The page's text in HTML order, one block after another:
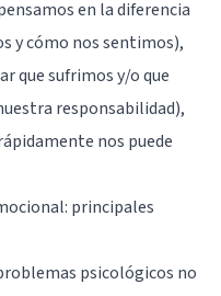
en la diferencia
y cómo nos sentimos),
que sufrimos y/o que
responsabilidad),
nos puede
principales
psicológicos no